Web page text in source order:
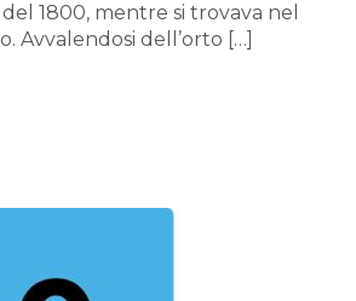
1800, mentre si trovava nel
Avvalendosi dell’orto […]